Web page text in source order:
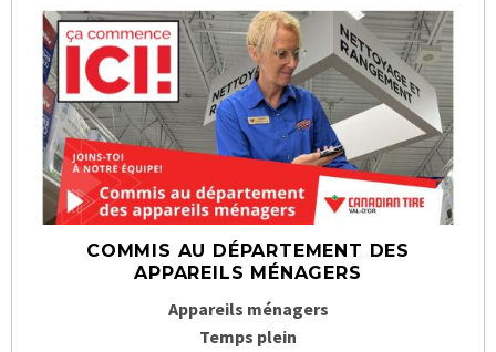
COMMIS AU DÉPARTEMENT DES
APPAREILS MÉNAGERS
Appareils ménagers
Temps plein